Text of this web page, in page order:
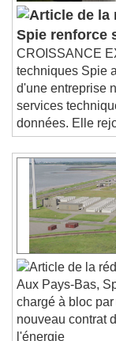
Spie renforce
CROISSANCE
techniques Spie
d'une entreprise
services
données. Elle
Aux Pays-Bas,
chargé à bloc par
nouveau contrat